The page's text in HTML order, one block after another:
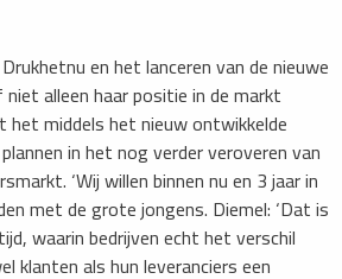
en het lanceren van de nieuwe
alleen haar positie in de markt
middels het nieuw ontwikkelde
in het nog verder veroveren van
‘Wij willen binnen nu en 3 jaar in
met de grote jongens. Diemel: ‘Dat is
waarin bedrijven echt het verschil
klanten als hun leveranciers een